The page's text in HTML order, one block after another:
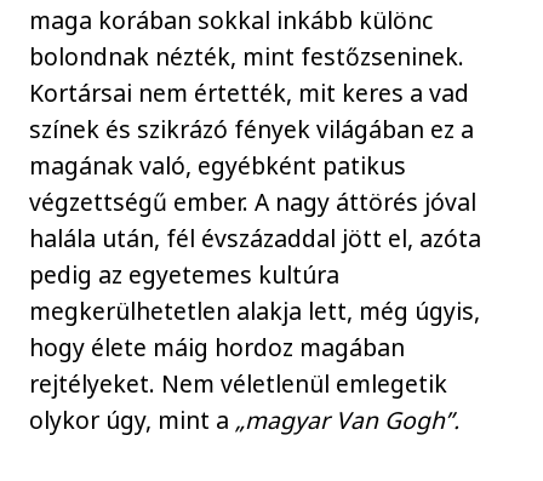
maga korában sokkal inkább különc
bolondnak nézték, mint festőzseninek.
Kortársai nem értették, mit keres a vad
színek és szikrázó fények világában ez a
magának való, egyébként patikus
végzettségű ember. A nagy áttörés jóval
halála után, fél évszázaddal jött el, azóta
pedig az egyetemes kultúra
megkerülhetetlen alakja lett, még úgyis,
hogy élete máig hordoz magában
rejtélyeket. Nem véletlenül emlegetik
olykor úgy, mint a „magyar Van Gogh”.